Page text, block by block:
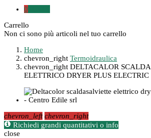
0
Carrello
Non ci sono più articoli nel tuo carrello
Home
chevron_right Termoidraulica
chevron_right DELTACALOR
ELETTRICO DRYER PLUS
chevron_left chevron_right
Richiedi grandi quantitativi o info
close